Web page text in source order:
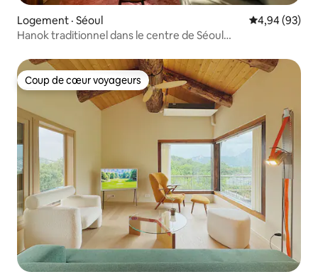
Logement · Séoul Note
4,94 (93)
Hanok traditionnel dans le centre de Séoul
Coup de cœur voyageurs
Coup de cœur voyageurs